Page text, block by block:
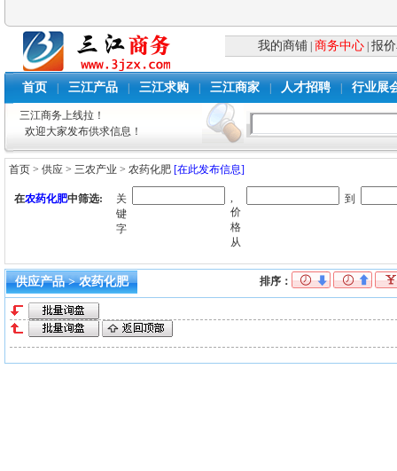
我的商铺 商务中心 |报
首页 三江产品 三江求购 三江商家 人才招聘 行业展
三江商务上线拉！
欢迎大家发布供求信息！
首页 >供应 >三农产业 >农药化肥 [在此发布信息]
在农药化肥中筛选:
关
键
字
,
价
格
从
到
供应产品 > 农药化肥 排序：